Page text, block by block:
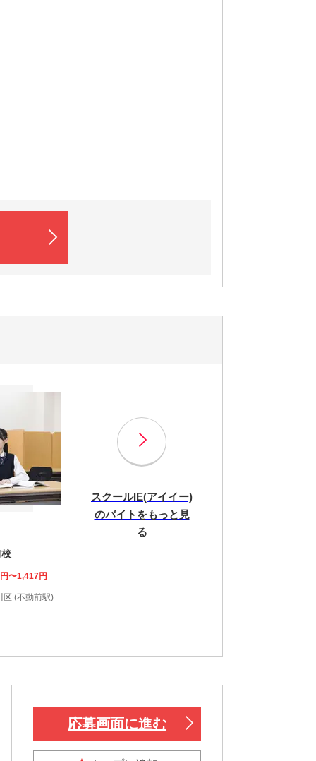
〜1,417円
区 (不動前駅)
スクールIE(アイイー)
のバイトをもっと見
る
応募画面に進む